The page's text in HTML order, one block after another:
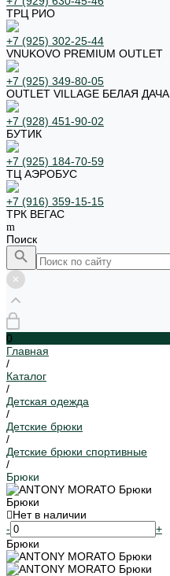
ТРЦ РИО
+7 (925) 302-25-44
VNUKOVO PREMIUM OUTLET
+7 (925) 349-80-05
OUTLET VILLAGE БЕЛАЯ ДАЧА
+7 (928) 451-90-02
БУТИК
+7 (925) 184-70-59
ТЦ АЭРОБУС
+7 (916) 359-15-15
ТРК ВЕГАС
Поиск
0
Главная
/
Каталог
/
Детская одежда
/
Детские брюки
/
Детские брюки спортивные
/
Брюки
Брюки
Нет в наличии
-
+
Брюки